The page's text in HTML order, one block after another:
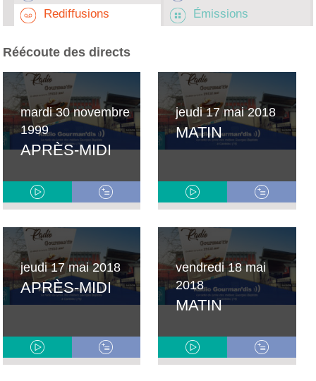
Rediffusions
Émissions
Réécoute des directs
mardi 30 novembre
1999
APRÈS-MIDI
jeudi 17 mai 2018
MATIN
jeudi 17 mai 2018
APRÈS-MIDI
vendredi 18 mai
2018
MATIN